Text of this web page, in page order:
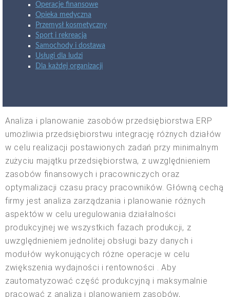
Operacje finansowe
Opieka medyczna
Przemysł kosmetyczny
Sport i rekreacja
Samochody i dostawa
Usługi dla ludzi
Dla każdej organizacji
Analiza i planowanie zasobów przedsiębiorstwa ERP
umożliwia przedsiębiorstwu integrację różnych działów
w celu realizacji postawionych zadań przy minimalnym
zużyciu majątku przedsiębiorstwa, z uwzględnieniem
zasobów finansowych i pracowniczych oraz
optymalizacji czasu pracy pracowników. Główną cechą
firmy jest analiza zarządzania i planowanie różnych
aspektów w celu uregulowania działalności
produkcyjnej we wszystkich fazach produkcji, z
uwzględnieniem jednolitej obsługi bazy danych i
modułów wykonujących różne operacje w celu
zwiększenia wydajności i rentowności . Aby
zautomatyzować część produkcyjną i maksymalnie
pracować z analizą i planowaniem zasobów,